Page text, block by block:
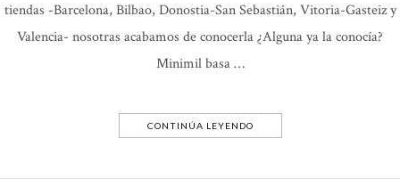
tiendas -Barcelona, Bilbao, Donostia-San Sebastián, Vitoria-Gasteiz y
Valencia- nosotras acabamos de conocerla ¿Alguna ya la conocía?
Minimil basa …
CONTINÚA LEYENDO